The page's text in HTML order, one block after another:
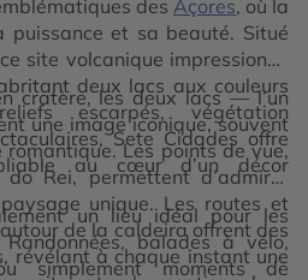
des Açores, où la
puissance et sa beauté. Situé
site volcanique impressionne
deux lacs aux couleurs
escarpés, végétation
Sete Cidades offre
au cœur d’un décor
cratère, les deux lacs — l’un
une image iconique, souvent
romantique. Les points de vue,
Rei, permettent d’admirer
unique. Les routes et
de la caldeira offrent des
révélant à chaque instant une
un lieu idéal pour les
balades à vélo,
simplement moments de